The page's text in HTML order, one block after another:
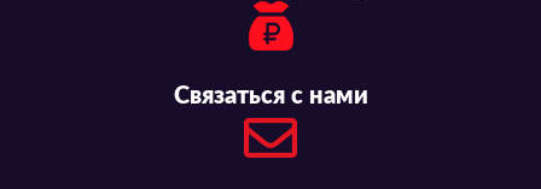
Связаться с нами